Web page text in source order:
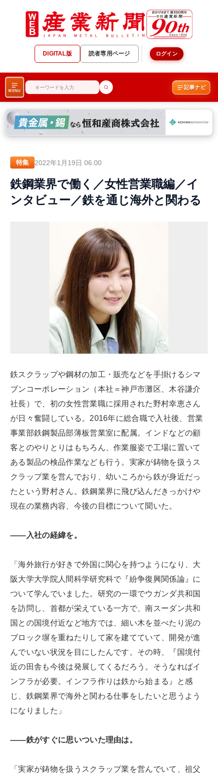
DIGITAL版 読者専用ページ ログイン
MENU
記事ナビ
特集 2022年1月19日 06:00
鉄鋼業界で働く／女性営業職編／イ
ンタビュー／鉄を通じ海外と関わる
鉄スクラップや鋼材の加工・販売などを手掛けるシマ
ブンコーポレーション（本社＝神戸市灘区、木谷謙介
社長）で、初の女性営業職に採用された野村幸恵さん
が日々奮闘している。2016年に総合職で入社後、営業
事業部鉄鋼製品部薄板営業室に配属。インドなどの顧
客とのやりとりはもちろん、作業服姿で工場に置いて
ある製品の検品作業なども行う。実家が鋳物を扱うス
クラップ業を営んでおり、幼いころから鉄が身近だっ
たという野村さん。鉄鋼業界に飛び込んだきっかけや
現在の業務内容、今後の目標について聞いた。
――入社の経緯を。
「海外旅行が好きで外国に関心を持つようになり、大
阪大学大学院人間科学研究科で『紛争復興関係論』に
ついて学んでいました。研究の一環でウガンダ共和国
を訪問し、首都が栄えている一方で、南スーダン共和
国との国境付近など地方では、細い木を並べたり泥の
ブロック塀を重ねたりして家を建てていて、開発が進
んでいない状況を目にしたんです。その時、『国境付
近の田舎も今後は発展してくるだろう。そうなればイ
ンフラが必要。インフラ作りは鉄から始まる』と感
じ、鉄鋼業界で海外と関わる仕事をしたいと思うよう
になりました」
――鉄がすぐに思いついた理由は。
「実家が鋳物を扱うスクラップ業を営んでいて、祖父